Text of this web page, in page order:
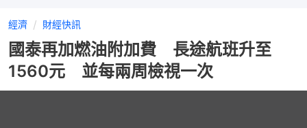
經濟 財經快訊
國泰再加燃油附加費 長途航班升至
1560元 並每兩周檢視一次